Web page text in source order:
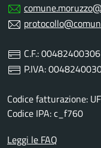
C.F.: 00482400306
P.IVA:
Codice fatturazione:
Codice IPA: c_f760
Leggi le FAQ